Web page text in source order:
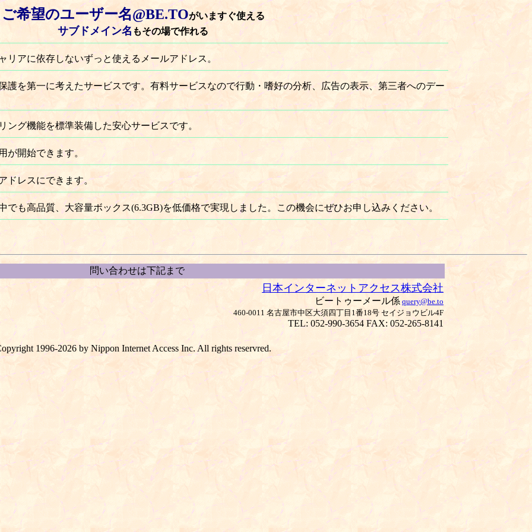
ご希望のユーザー名@BE.TOがいますぐ使える
サブドメイン名 もその場で作れる
リアに依存しないずっと使えるメールアドレス。
護を第一に考えたサービスです。有料サービスなので行動・嗜好の分析、広告の表示、第三者へのデー
グ機能を標準装備した安心サービスです。
が開始できます。
ドレスにできます。
も高品質、大容量ボックス(6.3GB)を低価格で実現しました。この機会にぜひお申し込みください。
問い合わせは下記まで
日本インターネットアクセス株式会社
ビートゥーメール係 query@be.to
460-0011 名古屋市中区大須四丁目1番18号 セイジョウビル4F
TEL: 052-990-3654 FAX: 052-265-8141
1996-2026 by Nippon Internet Access Inc. All rights reservred.